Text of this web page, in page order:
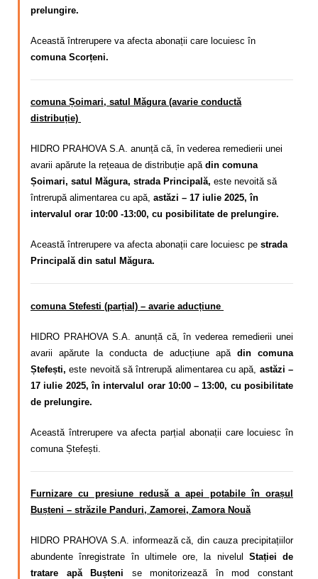
prelungire.
Această întrerupere va afecta abonații care locuiesc în
comuna Scorțeni.
comuna Șoimari, satul Măgura (avarie conductă
distribuție)
HIDRO PRAHOVA S.A. anunță că, în vederea remedierii unei
avarii apărute la rețeaua de distribuție apă din comuna
Șoimari, satul Măgura, strada Principală, este nevoită să
întrerupă alimentarea cu apă, astăzi – 17 iulie 2025, în
intervalul orar 10:00 -13:00, cu posibilitate de prelungire.
Această întrerupere va afecta abonații care locuiesc pe strada
Principală din satul Măgura.
comuna Stefesti (parțial) – avarie aducțiune
HIDRO PRAHOVA S.A. anunță că, în vederea remedierii unei
avarii apărute la conducta de aducțiune apă din comuna
Ștefești,este nevoită să întrerupă alimentarea cu apă, astăzi –
17 iulie 2025, în intervalul orar 10:00 – 13:00, cu posibilitate
de prelungire.
Această întrerupere va afecta parțial abonații care locuiesc în
comuna Ștefești.
Furnizare cu presiune redusă a apei potabile în orașul
Bușteni – străzile Panduri, Zamorei, Zamora Nouă
HIDRO PRAHOVA S.A. informează că, din cauza precipitațiilor
abundente înregistrate în ultimele ore, la nivelul Stației de
tratare apă Bușteni se monitorizează în mod constant